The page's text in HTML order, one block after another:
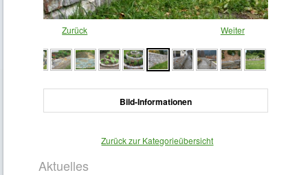
Zurück Weiter
Bild-Informationen
Zurück zur Kategorieübersicht
Aktuelles